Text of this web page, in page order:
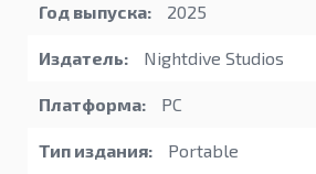
Год выпуска: 2025
Издатель: Nightdive Studios
Платформа: PC
Тип издания: Portable